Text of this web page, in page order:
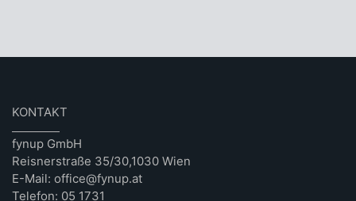
KONTAKT
fynup GmbH
Reisnerstraße 35/30,1030 Wien
E-Mail: office@fynup.at
Telefon: 05 1731